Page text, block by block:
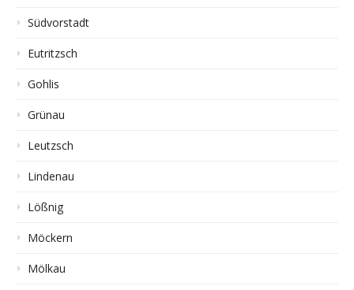
Südvorstadt
Eutritzsch
Gohlis
Grünau
Leutzsch
Lindenau
Lößnig
Möckern
Mölkau